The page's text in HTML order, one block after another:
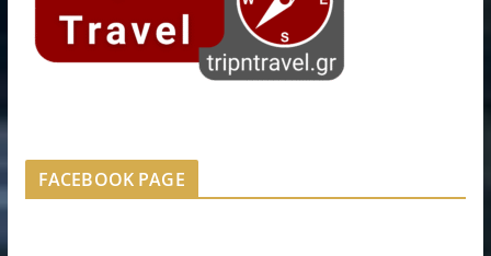
FACEBOOK PAGE